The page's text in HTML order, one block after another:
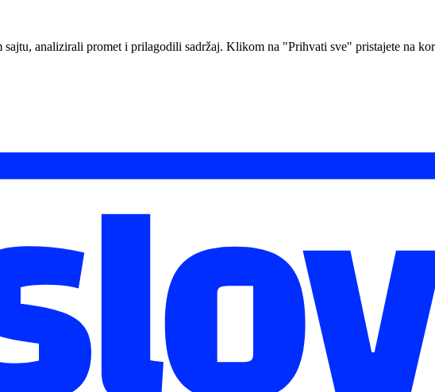
analizirali promet i prilagodili sadržaj. Klikom na "Prihvati sve" pristajete na